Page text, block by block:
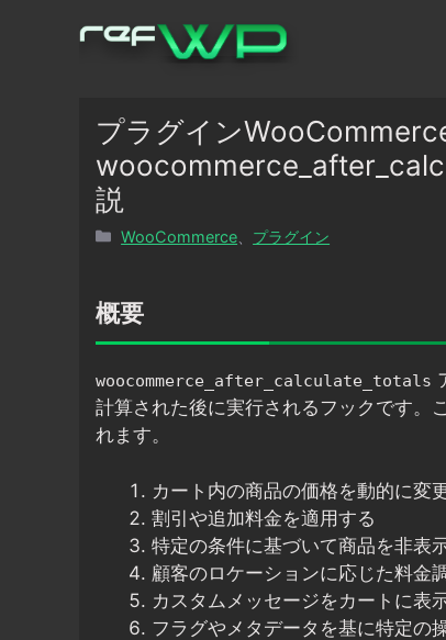
プラグイン
説
カ
リ
ー
WooCommerce プラグイン
概要
woocommerce_after_calculate_totals
計算された後に実行されるフックです。
れます。
カート内の商品の価格を動的に変
割引や追加料金を適用する
特定の条件に基づいて商品を非表
顧客のロケーションに応じた料金
カスタムメッセージをカートに表
フラグやメタデータを基に特定の